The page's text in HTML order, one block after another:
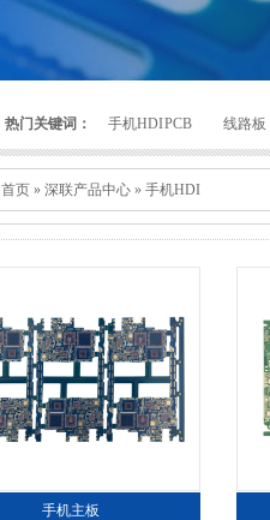
热门关键词： 手机HDI PCB 线路板
首页 » 深联产品中心 » 手机HDI
手机主板